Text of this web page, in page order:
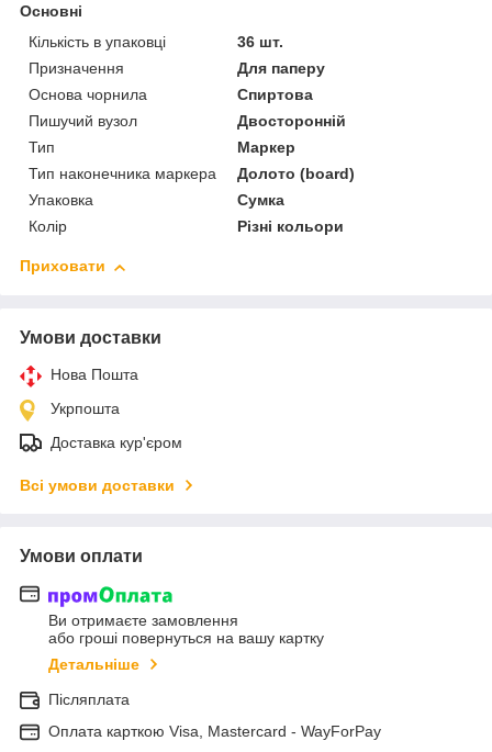
Основні
Кількість в упаковці
36 шт.
Призначення
Для паперу
Основа чорнила
Спиртова
Пишучий вузол
Двосторонній
Тип
Маркер
Тип наконечника маркера
Долото (board)
Упаковка
Сумка
Колір
Різні кольори
Приховати
Умови доставки
Нова Пошта
Укрпошта
Доставка кур'єром
Всі умови доставки
Умови оплати
Ви отримаєте замовлення
або гроші повернуться на вашу картку
Детальніше
Післяплата
Оплата карткою Visa, Mastercard - WayForPay